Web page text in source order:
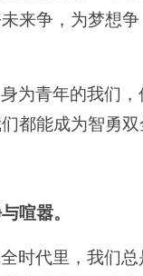
来争，为梦想
为青年的我们
都能成为智勇双
喧嚣。
时代里，我们